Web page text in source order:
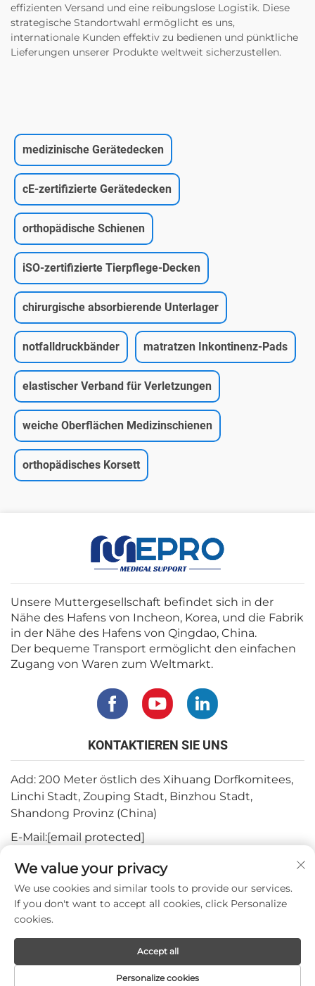
effizienten Versand und eine reibungslose Logistik. Diese
strategische Standortwahl ermöglicht es uns,
internationale Kunden effektiv zu bedienen und pünktliche
Lieferungen unserer Produkte weltweit sicherzustellen.
medizinische Gerätedecken
cE-zertifizierte Gerätedecken
orthopädische Schienen
iSO-zertifizierte Tierpflege-Decken
chirurgische absorbierende Unterlager
notfalldruckbänder matratzen Inkontinenz-Pads
elastischer Verband für Verletzungen
weiche Oberflächen Medizinschienen
orthopädisches Korsett
Unsere Muttergesellschaft befindet sich in der
Nähe des Hafens von Incheon, Korea, und die Fabrik
in der Nähe des Hafens von Qingdao, China.
Der bequeme Transport ermöglicht den einfachen
Zugang von Waren zum Weltmarkt.
KONTAKTIEREN SIE UNS
Add: 200 Meter östlich des Xihuang Dorfkomitees,
Linchi Stadt, Zouping Stadt, Binzhou Stadt,
Shandong Provinz (China)
E-Mail:[email protected]
Tel.: +82-3180427370
Telefon: +86-15564344404
WhatsApp: +82-1022396668
Urheberrecht © 2024 Mepro Medical Co.,Ltd.
We value your privacy
We use cookies and similar tools to provide our services.
If you don't want to accept all cookies, click Personalize
cookies.
Personalize cookies
Accept all